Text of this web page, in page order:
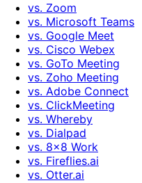
vs. Zoom
vs. Microsoft Teams
vs. Google Meet
vs. Cisco Webex
vs. GoTo Meeting
vs. Zoho Meeting
vs. Adobe Connect
vs. ClickMeeting
vs. Whereby
vs. Dialpad
vs. 8x8 Work
vs. Fireflies.ai
vs. Otter.ai